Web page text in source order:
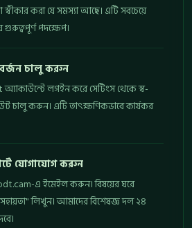
করা যে সমস্যা আছে। এটি সবচেয়ে
গুরুত্বপূর্ণ পদক্ষেপ।
বর্জন চালু করুন
লগইন করে সেটিংস থেকে স্ব-
চালু করুন। এটি তাৎক্ষণিকভাবে কার্যকর
যোগাযোগ করুন
এ ইমেইল করুন। বিষয়ের ঘরে
সহায়তা" লিখুন। আমাদের বিশেষজ্ঞ দল ২৪